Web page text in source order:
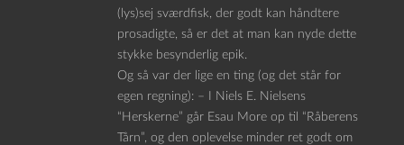
(lys)sej sværdfisk, der godt kan håndtere
prosadigte, så er det at man kan nyde dette
stykke besynderlig epik.
Og så var der lige en ting (og det står for
egen regning): – I Niels E. Nielsens
“Herskerne” går Esau More op til “Råberens
Tårn”, og den oplevelse minder ret godt om